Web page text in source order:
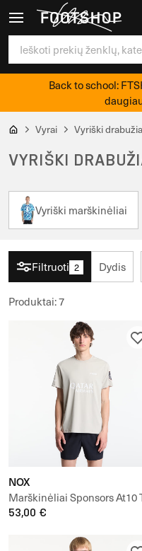
Back to school:
Vyrai Vyriški
VYRIŠKI
Vyriški marškinėliai
Filtruoti 2 Dydis
Produktai:7
NOX
Marškinėliai Sponsors At10
Shirt
53,00 €